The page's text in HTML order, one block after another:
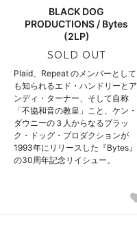
BLACK DOG
PRODUCTIONS / Bytes
(2LP)
SOLD OUT
Plaid、Repeat のメンバーとして
も知られるエド・ハンドリーとア
ンディ・ターナー、そして自称
「不協和音の教皇」こと、ケン・
ダウニーの３人からなるブラッ
ク・ドッグ・プロダクションが
1993年にリリースした『Bytes』
の30周年記念リイシュー。